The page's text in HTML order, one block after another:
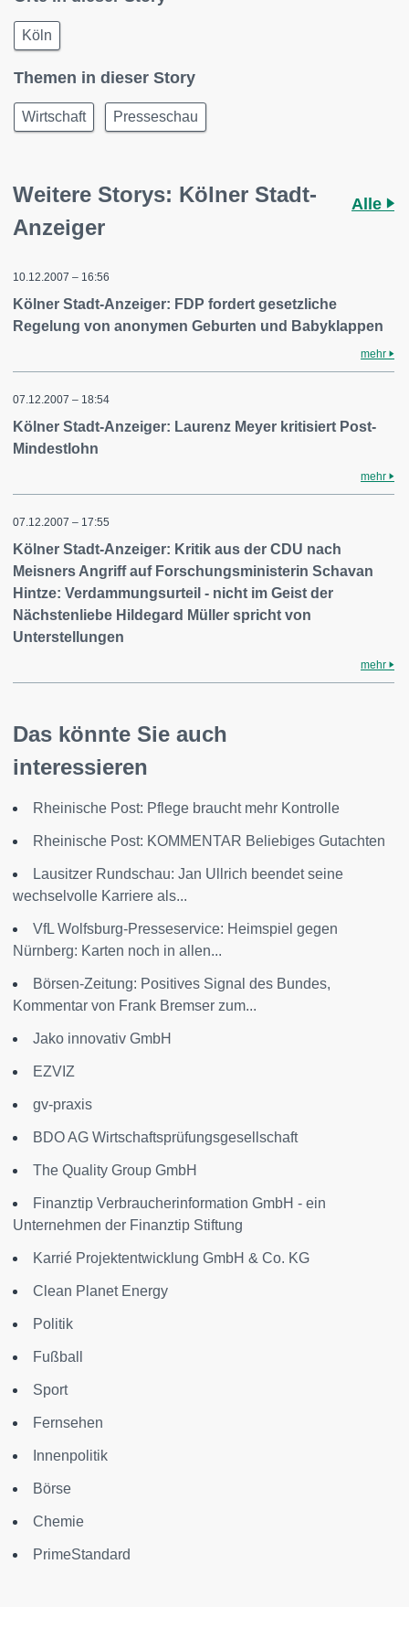
Köln
Themen in dieser Story
Wirtschaft Presseschau
Weitere Storys: Kölner Stadt-
Anzeiger
Alle
10.12.2007 – 16:56
Kölner Stadt-Anzeiger: FDP fordert gesetzliche
Regelung von anonymen Geburten und Babyklappen
mehr
07.12.2007 – 18:54
Kölner Stadt-Anzeiger: Laurenz Meyer kritisiert Post-
Mindestlohn
mehr
07.12.2007 – 17:55
Kölner Stadt-Anzeiger: Kritik aus der CDU nach
Meisners Angriff auf Forschungsministerin Schavan
Hintze: Verdammungsurteil - nicht im Geist der
Nächstenliebe Hildegard Müller spricht von
Unterstellungen
mehr
Das könnte Sie auch
interessieren
Rheinische Post: Pflege braucht mehr Kontrolle
Rheinische Post: KOMMENTAR Beliebiges Gutachten
Lausitzer Rundschau: Jan Ullrich beendet seine
wechselvolle Karriere als...
VfL Wolfsburg-Presseservice: Heimspiel gegen
Nürnberg: Karten noch in allen...
Börsen-Zeitung: Positives Signal des Bundes,
Kommentar von Frank Bremser zum...
Jako innovativ GmbH
EZVIZ
gv-praxis
BDO AG Wirtschaftsprüfungsgesellschaft
The Quality Group GmbH
Finanztip Verbraucherinformation GmbH - ein
Unternehmen der Finanztip Stiftung
Karrié Projektentwicklung GmbH & Co. KG
Clean Planet Energy
Politik
Fußball
Sport
Fernsehen
Innenpolitik
Börse
Chemie
PrimeStandard